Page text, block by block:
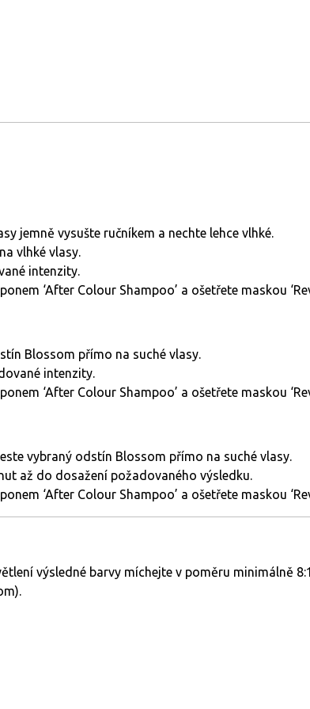
jemně vysušte ručníkem a nechte lehce vlhké.
vlhké vlasy.
intenzity.
‘After Colour Shampoo’ a ošetřete maskou
Blossom přímo na suché vlasy.
intenzity.
‘After Colour Shampoo’ a ošetřete maskou
vybraný odstín Blossom přímo na suché vlasy.
až do dosažení požadovaného výsledku.
‘After Colour Shampoo’ a ošetřete maskou
výsledné barvy míchejte v poměru minimálně 8:1